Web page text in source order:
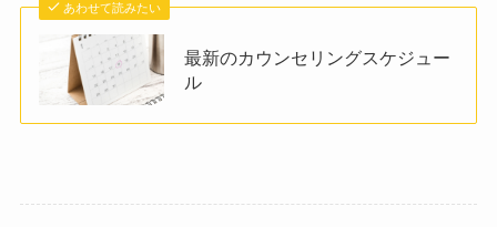
あわせて読みたい
最新のカウンセリングスケジュー
ル